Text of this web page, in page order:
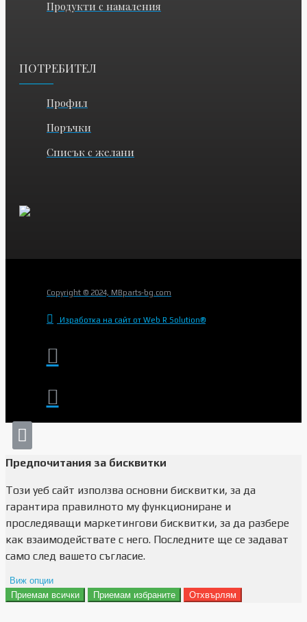
Продукти с намаления
ПОТРЕБИТЕЛ
Профил
Поръчки
Списък с желани
Copyright © 2024, MBparts-bg.com
Изработка на сайт от Web R Solution®
Предпочитания за бисквитки
Този уеб сайт използва основни бисквитки, за да
гарантира правилното му функциониране и
проследяващи маркетингови бисквитки, за да разбере
как взаимодействате с него. Последните ще се задават
само след вашето съгласие.
Виж опции
Препочитания за реклами
Приемам всички Приемам избраните Отхвърлям